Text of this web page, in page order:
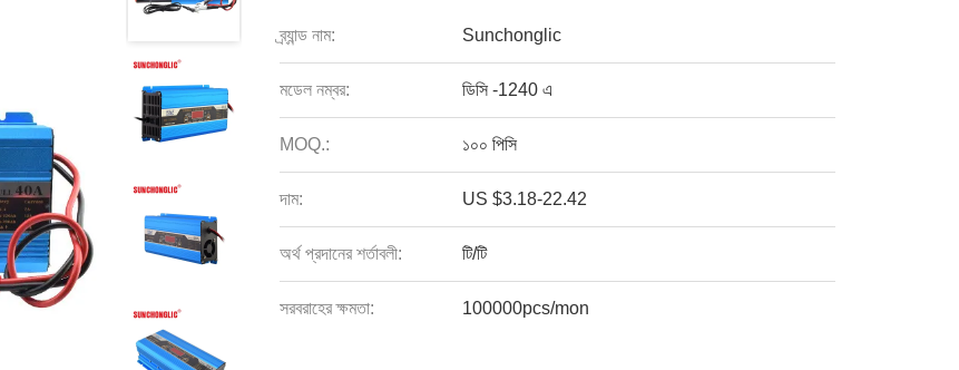
ব্র্যান্ড নাম: Sunchonglic
মডেল নম্বর: ডিসি -1240 এ
MOQ.: ১০০ পিসি
দাম: US $3.18-22.42
অর্থ প্রদানের শর্তাবলী: টি/টি
সরবরাহের ক্ষমতা: 100000pcs/mon